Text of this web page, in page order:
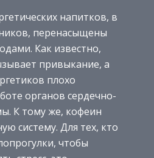
напитков, в
перенасыщены
Как известно,
привыкание, а
плохо
органов сердечно-
К тому же, кофеин
систему. Для тех, кто
чтобы